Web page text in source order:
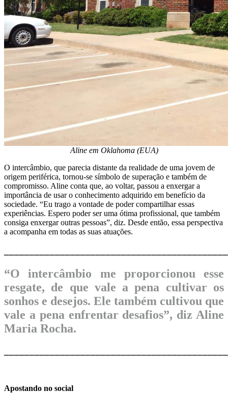
Aline em Oklahoma (EUA)
O intercâmbio, que parecia distante da realidade de uma jovem de
origem periférica, tornou-se símbolo de superação e também de
compromisso. Aline conta que, ao voltar, passou a enxergar a
importância de usar o conhecimento adquirido em benefício da
sociedade. “Eu trago a vontade de poder compartilhar essas
experiências. Espero poder ser uma ótima profissional, que também
consiga enxergar outras pessoas”, diz. Desde então, essa perspectiva
a acompanha em todas as suas atuações.
“O intercâmbio me proporcionou esse
resgate, de que vale a pena cultivar os
sonhos e desejos. Ele também cultivou que
vale a pena enfrentar desafios”, diz Aline
Maria Rocha.
Apostando no social